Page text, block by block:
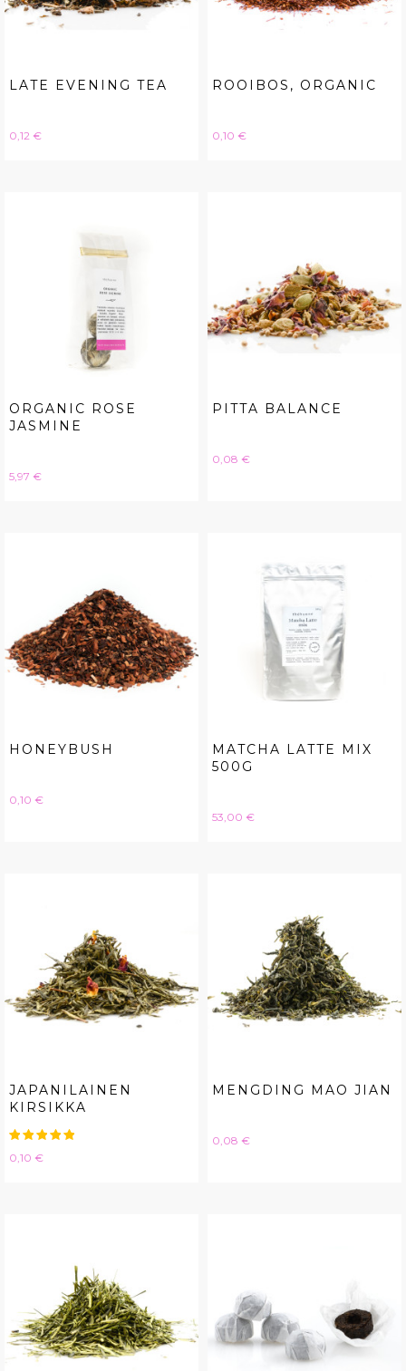
LATE EVENING TEA
Hinta
0,12 €
ROOIBOS, ORGANIC
Hinta
0,10 €
ORGANIC ROSE
JASMINE
Hinta
5,97 €
PITTA BALANCE
Hinta
0,08 €
HONEYBUSH
Hinta
0,10 €
MATCHA LATTE MIX
500G
Hinta
53,00 €
JAPANILAINEN
KIRSIKKA
Hinta
0,10 €
MENGDING MAO JIAN
Hinta
0,08 €